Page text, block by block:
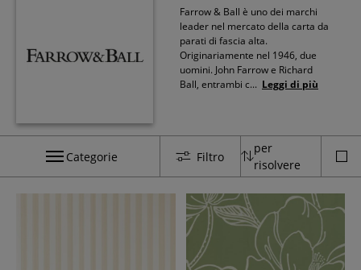
Farrow & Ball è uno dei marchi
leader nel mercato della carta da
parati di fascia alta.
Originariamente nel 1946, due
uomini. John Farrow e Richard
Ball, entrambi c... Leggi di più
Categorie Filtro
per
risolvere